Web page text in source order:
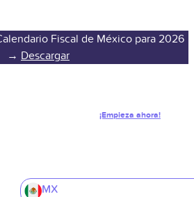
Fiscal de México para 2026
→ Descargar
¡Empieza ahora!
MX